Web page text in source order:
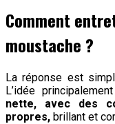
Comment
moustache ?
La réponse est
L’idée
nette, avec des
propres, brillant et